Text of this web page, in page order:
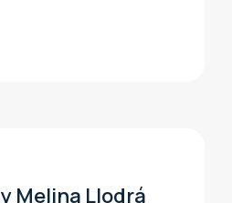
y Melina Llodrá